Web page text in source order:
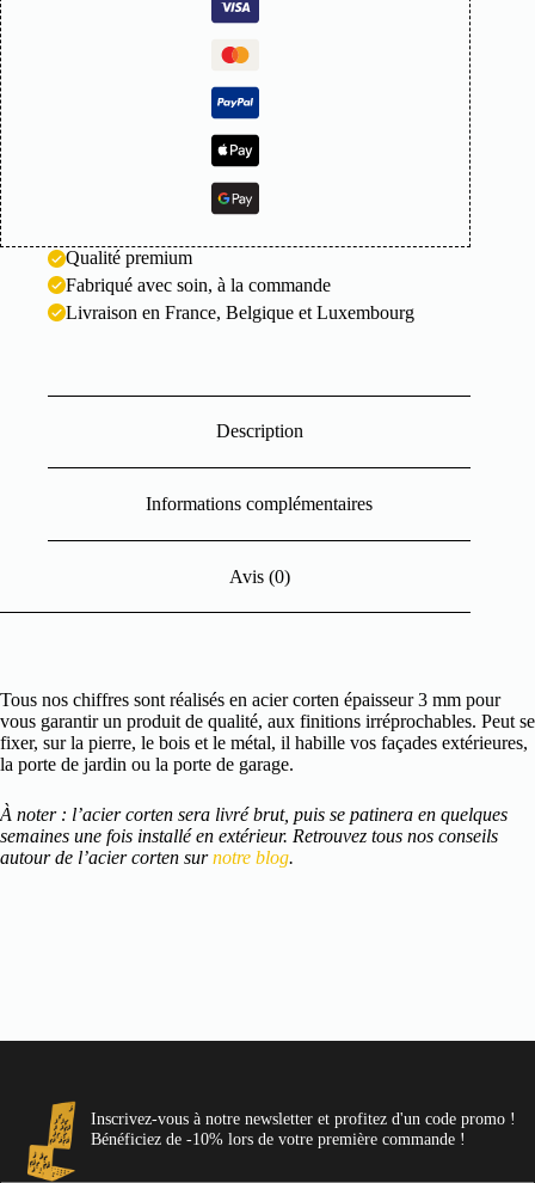
Qualité premium
Fabriqué avec soin, à la commande
Livraison en France, Belgique et Luxembourg
Description
Informations complémentaires
Avis (0)
Tous nos chiffres sont réalisés en acier corten épaisseur 3 mm pour
vous garantir un produit de qualité, aux finitions irréprochables. Peut se
fixer, sur la pierre, le bois et le métal, il habille vos façades extérieures,
la porte de jardin ou la porte de garage.
À noter : l’acier corten sera livré brut, puis se patinera en quelques
semaines une fois installé en extérieur. Retrouvez tous nos conseils
autour de l’acier corten surnotre blog.
Inscrivez-vous à notre newsletter et profitez d'un code promo !
Bénéficiez de -10% lors de votre première commande !